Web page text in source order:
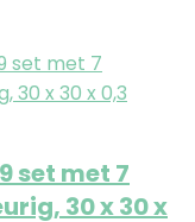
set met 7
30 x 30 x